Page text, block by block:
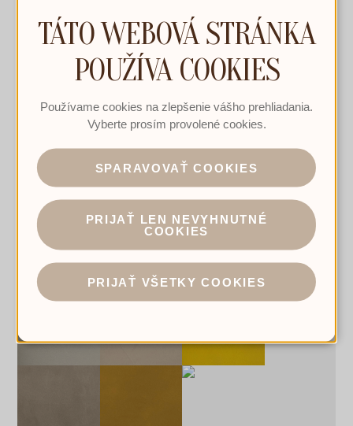
TÁTO WEBOVÁ STRÁNKA
POUŽÍVA COOKIES
Používame cookies na zlepšenie vášho prehliadania.
Vyberte prosím provolené cookies.
SPARAVOVAŤ COOKIES
PRIJAŤ LEN NEVYHNUTNÉ
COOKIES
PRIJAŤ VŠETKY COOKIES